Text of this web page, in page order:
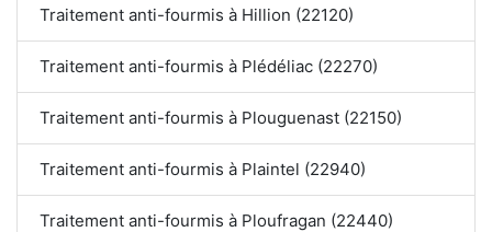
Traitement anti-fourmis à Hillion (22120)
Traitement anti-fourmis à Plédéliac (22270)
Traitement anti-fourmis à Plouguenast (22150)
Traitement anti-fourmis à Plaintel (22940)
Traitement anti-fourmis à Ploufragan (22440)